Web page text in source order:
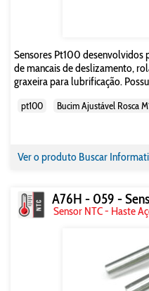
Sensores Pt100
de mancais de deslizamento,
graxeira para lubrificação.
pt100 Bucim Ajustável Rosca
Ver o produto Buscar
A76H - 059 -
Sensor NTC - Haste